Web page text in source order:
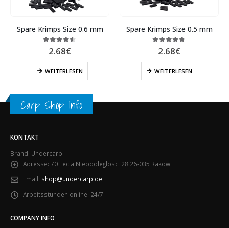
Spare Krimps Size 0.6 mm
4.40 out of 5
2.68€
WEITERLESEN
Spare Krimps Size 0.5 mm
4.67 out of 5
2.68€
WEITERLESEN
Carp Shop Info
KONTAKT
Brand: Undercarp
Adresse: 70 Lecia Niepodleglosci 28 26-035 Rakow
Email: shop@undercarp.de
Arbeitsstunden online: 24/7
COMPANY INFO